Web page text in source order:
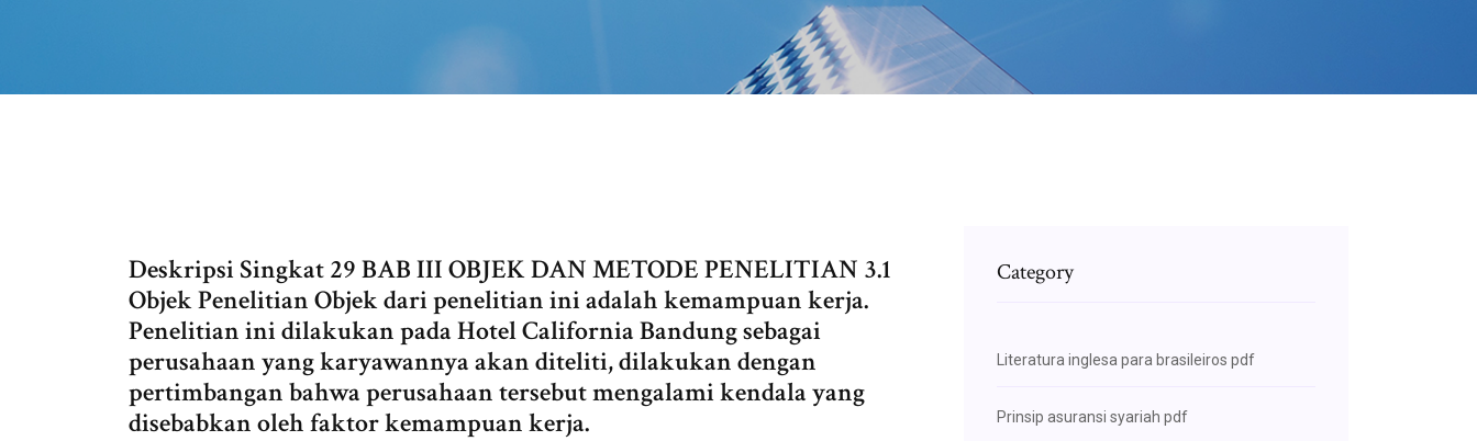
Deskripsi Singkat 29 BAB III OBJEK DAN METODE PENELITIAN 3.1
Objek Penelitian Objek dari penelitian ini adalah kemampuan kerja.
Penelitian ini dilakukan pada Hotel California Bandung sebagai
perusahaan yang karyawannya akan diteliti, dilakukan dengan
pertimbangan bahwa perusahaan tersebut mengalami kendala yang
disebabkan oleh faktor kemampuan kerja.
Category
Literatura inglesa para brasileiros pdf
Prinsip asuransi syariah pdf